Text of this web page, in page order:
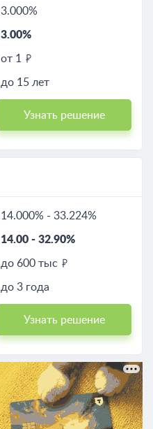
3.000%
3.00%
от 1
до 15 лет
Узнать решение
14.000% - 33.224%
14.00 - 32.90%
до 600 тыс
до 3 года
Узнать решение